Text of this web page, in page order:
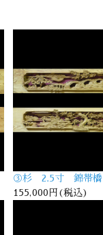
③杉 2.5寸 錦帯橋
155,000円(税込)